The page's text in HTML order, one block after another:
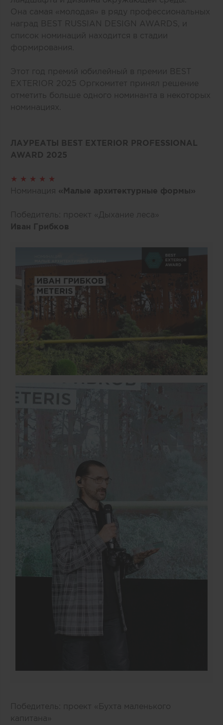
Она самая «молодая» в ряду профессиональных
наград BEST RUSSIAN DESIGN AWARDS, и
список номинаций находится в стадии
формирования.
Этот год премий юбилейный в премии BEST
EXTERIOR 2025 Оргкомитет принял решение
отметить больше одного номинанта в некоторых
номинациях.
ЛАУРЕАТЫ BEST EXTERIOR PROFESSIONAL
AWARD 2025
★ ★ ★ ★ ★
Номинация «Малые архитектурные формы»
Победитель: проект «Дыхание леса»
Иван Грибков
Победитель: проект «Бухта маленького
капитана»